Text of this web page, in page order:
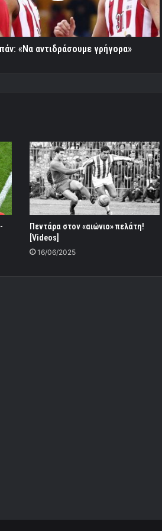
«Να αντιδράσουμε γρήγορα»
Πεντάρα στον «αιώνιο» πελάτη!
[Videos]
16/06/2025